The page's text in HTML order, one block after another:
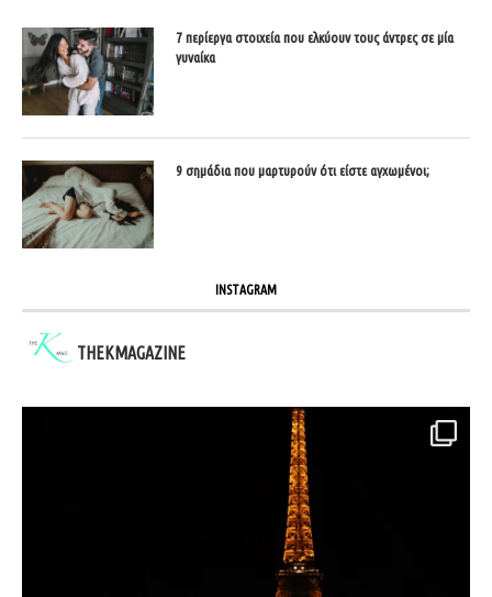
7 περίεργα στοιχεία που ελκύουν τους άντρες σε μία
γυναίκα
9 σημάδια που μαρτυρούν ότι είστε αγχωμένοι;
INSTAGRAM
THEKMAGAZINE